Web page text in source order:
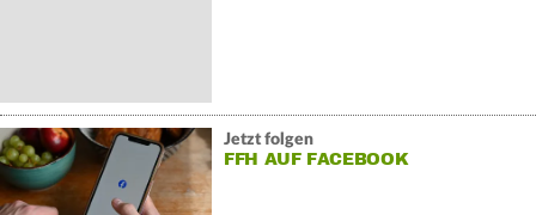
Jetzt folgen
FFH AUF FACEBOOK